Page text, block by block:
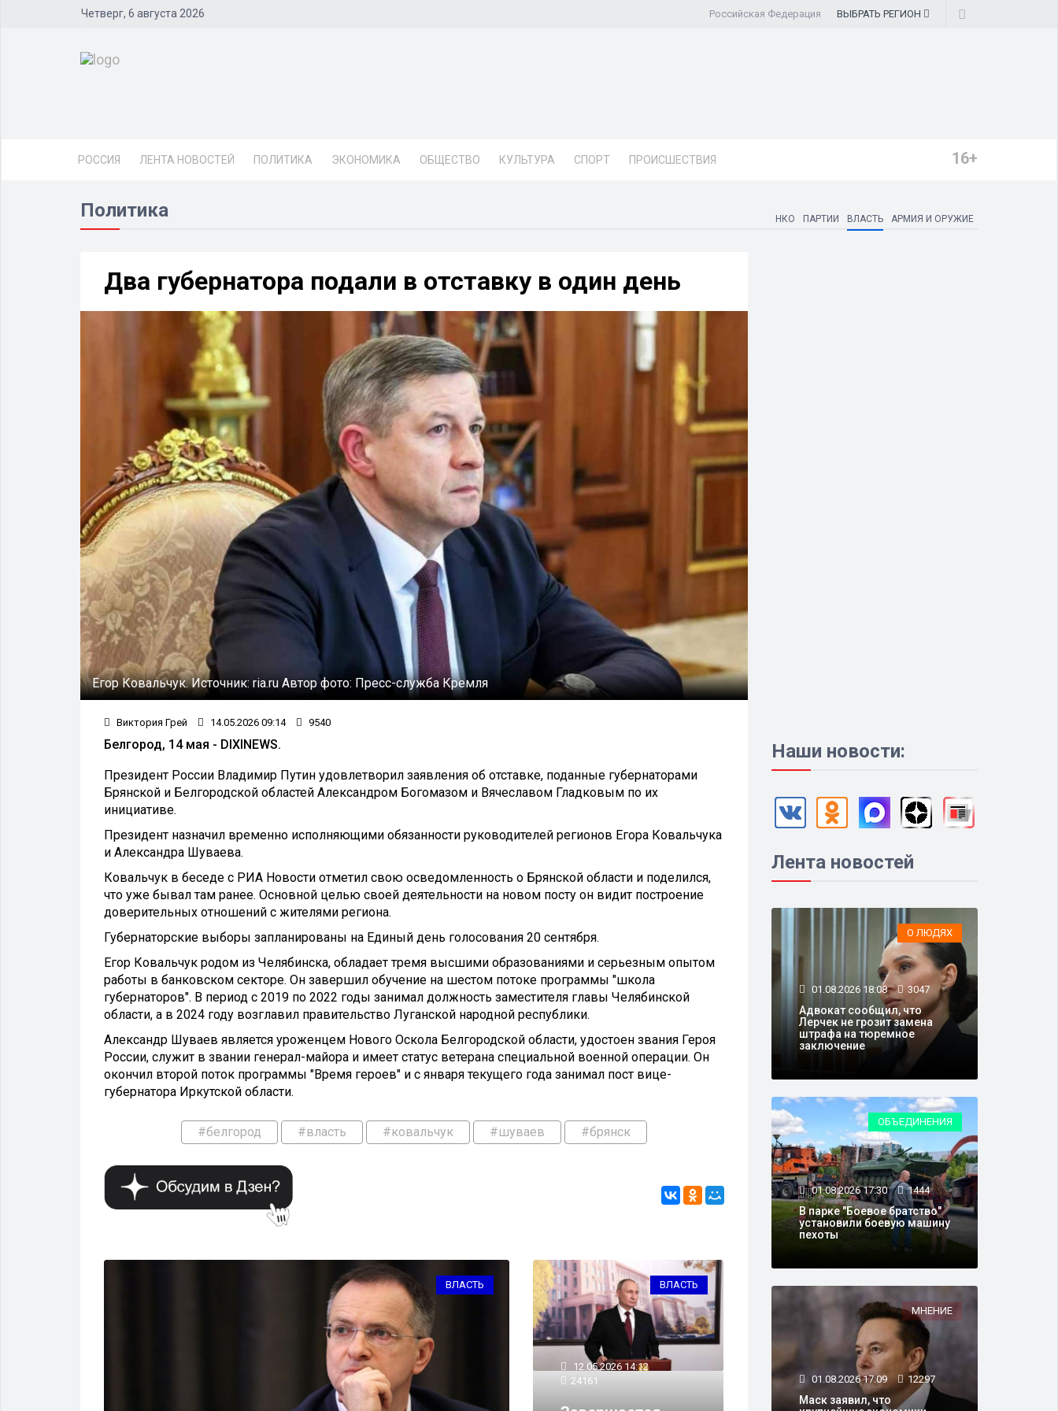
Четверг, 6 августа 2026 Российская Федерация ВЫБРАТЬ РЕГИОН
РОССИЯ ЛЕНТА НОВОСТЕЙ ПОЛИТИКА ЭКОНОМИКА ОБЩЕСТВО КУЛЬТУРА СПОРТ ПРОИСШЕСТВИЯ 16+
Политика НКО ПАРТИИ ВЛАСТЬ АРМИЯ И ОРУЖИЕ
Два губернатора подали в отставку в один день
Егор Ковальчук.Источник: ria.ru Автор фото: Пресс-служба Кремля
Виктория Грей 14.05.2026 09:14 9540
Белгород, 14 мая - DIXINEWS.
Президент России Владимир Путин удовлетворил заявления об отставке, поданные губернаторами
Брянской и Белгородской областей Александром Богомазом и Вячеславом Гладковым по их
инициативе.
Президент назначил временно исполняющими обязанности руководителей регионов Егора Ковальчука
и Александра Шуваева.
Ковальчук в беседе с РИА Новости отметил свою осведомленность о Брянской области и поделился,
что уже бывал там ранее. Основной целью своей деятельности на новом посту он видит построение
доверительных отношений с жителями региона.
Губернаторские выборы запланированы на Единый день голосования 20 сентября.
Егор Ковальчук родом из Челябинска, обладает тремя высшими образованиями и серьезным опытом
работы в банковском секторе. Он завершил обучение на шестом потоке программы "школа
губернаторов". В период с 2019 по 2022 годы занимал должность заместителя главы Челябинской
области, а в 2024 году возглавил правительство Луганской народной республики.
Александр Шуваев является уроженцем Нового Оскола Белгородской области, удостоен звания Героя
России, служит в звании генерал-майора и имеет статус ветерана специальной военной операции. Он
окончил второй поток программы "Время героев" и с января текущего года занимал пост вице-
губернатора Иркутской области.
#белгород #власть #ковальчук #шуваев #брянск
ВЛАСТЬ ВЛАСТЬ
ВЛАСТЬ
12.05.2026 14:12
24161
Наши новости:
Лента новостей
О ЛЮДЯХ
01.08.2026 18:08 3047
Адвокат сообщил, что
Лерчек не грозит замена
штрафа на тюремное
заключение
ОБЪЕДИНЕНИЯ
01.08.2026 17:30 1444
В парке "Боевое братство"
установили боевую машину
пехоты
МНЕНИЕ
01.08.2026 17:09 12297
Маск заявил, что